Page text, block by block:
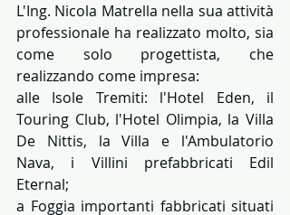
L'Ing. Nicola Matrella nella sua attività
professionale ha realizzato molto, sia
come solo progettista, che
realizzando come impresa:
alle Isole Tremiti: l'Hotel Eden, il
Touring Club, l'Hotel Olimpia, la Villa
De Nittis, la Villa e l'Ambulatorio
Nava, i Villini prefabbricati Edil
Eternal;
a Foggia importanti fabbricati situati